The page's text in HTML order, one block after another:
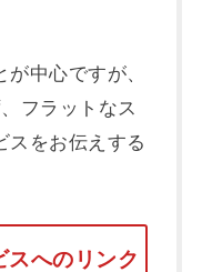
中心ですが、
フラットなス
スをお伝えする
スへのリンク